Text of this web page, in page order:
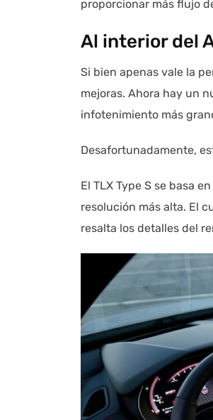
proporcionar más flujo
Al interior del
Si bien apenas vale la
mejoras. Ahora hay un
infotenimiento más
Desafortunadamente,
El TLX Type S se basa
resolución más alta. El
resalta los detalles del